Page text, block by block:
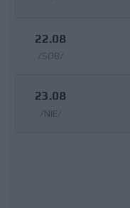
22.08
/SOB/
23.08
/NIE/